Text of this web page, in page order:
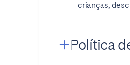
crianças,
Política